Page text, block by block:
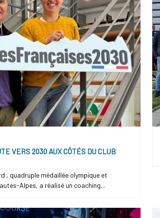
VERS 2030 AUX CÔTÉS DU CLUB
, quadruple médaillée olympique et
Alpes, a réalisé un coaching...